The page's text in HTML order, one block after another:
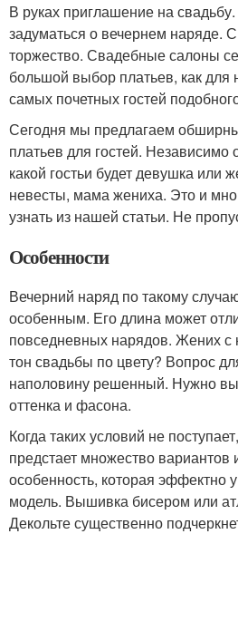
В руках приглашение на
задуматься о вечернем наряде.
торжество. Свадебные салоны
большой выбор платьев, как для
самых почетных гостей
Сегодня мы предлагаем
платьев для гостей. Независимо
какой гостьи будет девушка или
невесты, мама жениха. Это и
узнать из нашей статьи. Не
Особенности
Вечерний наряд по такому
особенным. Его длина может
повседневных нарядов. Жених с
тон свадьбы по цвету? Вопрос
наполовину решенный. Нужно
оттенка и фасона.
Когда таких условий не
предстает множество вариантов
особенность, которая эффектно
модель. Вышивка бисером или
Декольте существенно